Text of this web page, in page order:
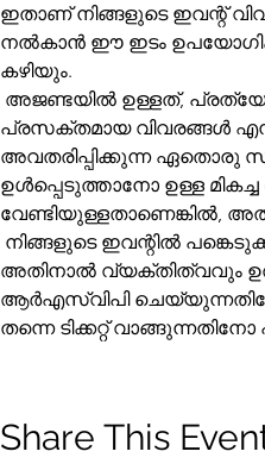
ഇതാണ് നിങ്ങളുടെ ഇവന്റ്
നൽകാൻ ഈ ഇടം
കഴിയും.
പ്രസക്തമായ വിവരങ്ങൾ
അവതരിപ്പിക്കുന്ന ഏതൊരു
ഉൾപ്പെടുത്താനോ ഉള്ള
വേണ്ടിയുള്ളതാണെങ്കിൽ, അത്
അതിനാൽ വ്യക്തിത്വവും
ആർഎസ്‌വിപി ചെയ്യുന്നതിനോ, അല്ലെങ്കിൽ അവരുടെ സ്ഥലം സംരക്ഷിക്കപ്പെട്ടിട്ടുണ്ടെന്ന് ഉറപ്പാക്കാൻ ഇന്ന്
തന്നെ ടിക്കറ്റ്
Share This